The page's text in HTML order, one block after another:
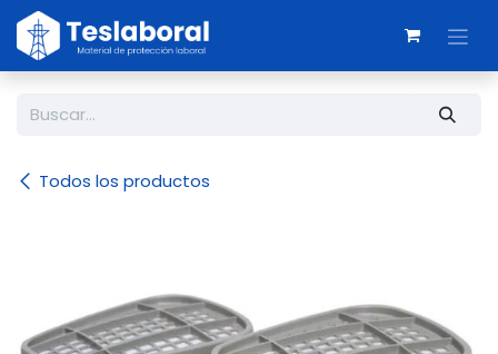
Ir al contenido
Todos los productos